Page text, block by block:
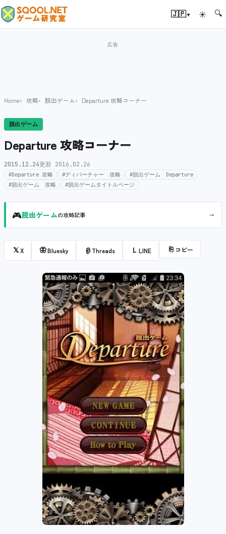
🇯🇵▾ ☀ 🔍
Home 攻略 脱出ゲーム Departure 攻略コーナー
脱出ゲーム
Departure 攻略コーナー
2015.12.24更新 2016.02.26
#Departure 攻略 #ディパーチャー 攻略
#脱出ゲーム Departure
#脱出ゲーム 攻略
#脱出ゲームタイトルページ
🎮脱出ゲームの攻略記事 →
𝕏X 🦋Bluesky @ Threads L LINE ⎘ コピー